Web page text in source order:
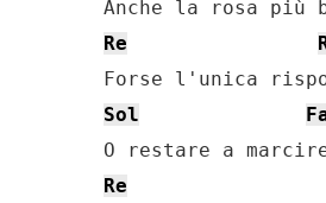
Re
Sol
Re